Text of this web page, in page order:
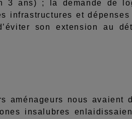
3 ans) ; la demande de
et dépenses
son extension au
nous avaient
insalubres